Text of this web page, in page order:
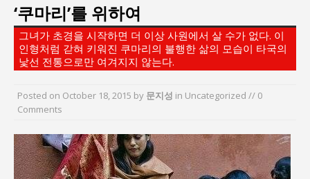
세미나 개최
서효석 충청향우회중앙회 총재 취임 논란 확산
지방의회 공약은 ‘빛 좋은 개살구’인가?
“7월 1일 의장 선출은 ‘위법’이다”
“엄마의 절박함과 ‘실무형 정치인’으로 생활정치 실
이홍원 작가, 생활문화상품 4종 판매
통일 지향 2국가론: 한반도 평화의 새로운 길
‘쿠마리’를 위하여
그녀가 초경을 시작하면 더 이상 사원에서 살 수가 없다. 이
인형처럼 갇혀 키워진 쿠마리의 불행한 삶의 모습이 타국의
낯선 전통으로만 여겨지지 않는다.
Posted on October 18, 2015 by 문지성 in Uncategorized // 0
Comments